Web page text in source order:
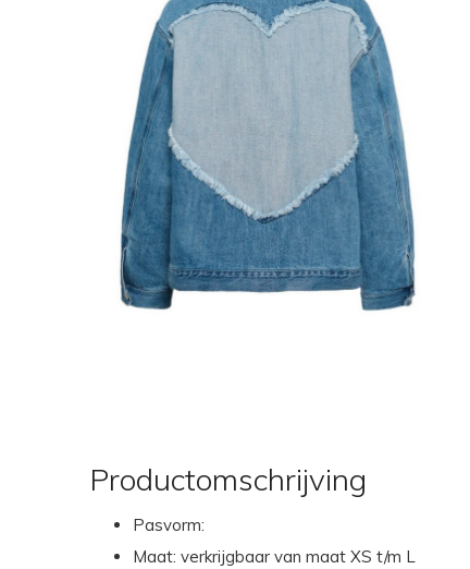
Productomschrijving
Pasvorm:
Maat: verkrijgbaar van maat XS t/m L